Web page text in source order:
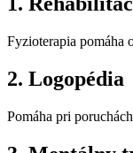
Fyzioterapia pomáha
2. Logopédia
Pomáha pri